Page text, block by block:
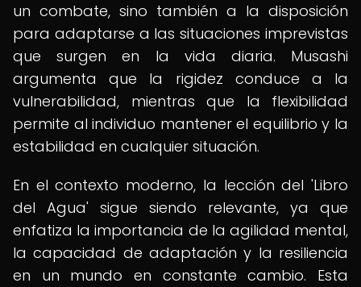
un combate, sino también a la disposición
para adaptarse a las situaciones imprevistas
que surgen en la vida diaria. Musashi
argumenta que la rigidez conduce a la
vulnerabilidad, mientras que la flexibilidad
permite al individuo mantener el equilibrio y la
estabilidad en cualquier situación.
En el contexto moderno, la lección del 'Libro
del Agua' sigue siendo relevante, ya que
enfatiza la importancia de la agilidad mental,
la capacidad de adaptación y la resiliencia
en un mundo en constante cambio. Esta